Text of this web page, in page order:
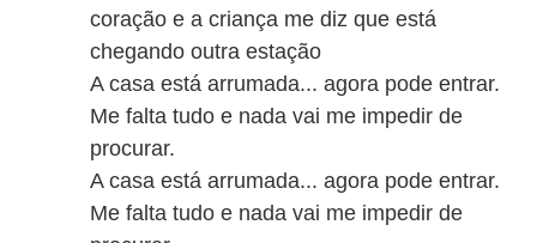
coração e a criança me diz que está
chegando outra estação
A casa está arrumada... agora pode entrar.
Me falta tudo e nada vai me impedir de
procurar.
A casa está arrumada... agora pode entrar.
Me falta tudo e nada vai me impedir de